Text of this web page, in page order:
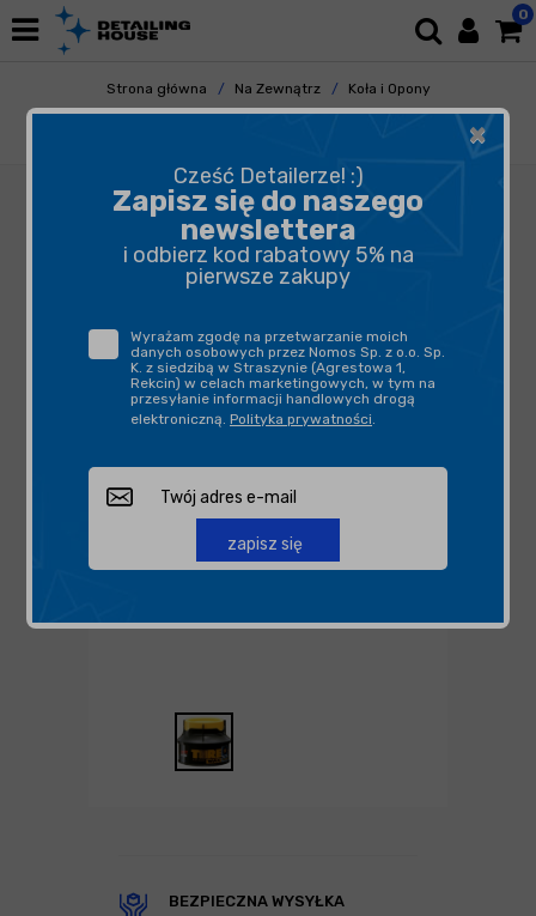
0
Strona główna Na Zewnątrz
Koła i Opony
Dressingi
BEZPIECZNA WYSYŁKA
×
Cześć Detailerze! :)
Zapisz się do naszego
newslettera
i odbierz kod rabatowy 5% na
pierwsze zakupy
Wyrażam zgodę na przetwarzanie moich
danych osobowych przez Nomos Sp. z o.o. Sp.
K. z siedzibą w Straszynie (Agrestowa 1,
Rekcin) w celach marketingowych, w tym na
przesyłanie informacji handlowych drogą
elektroniczną. Polityka prywatności.
zapisz się